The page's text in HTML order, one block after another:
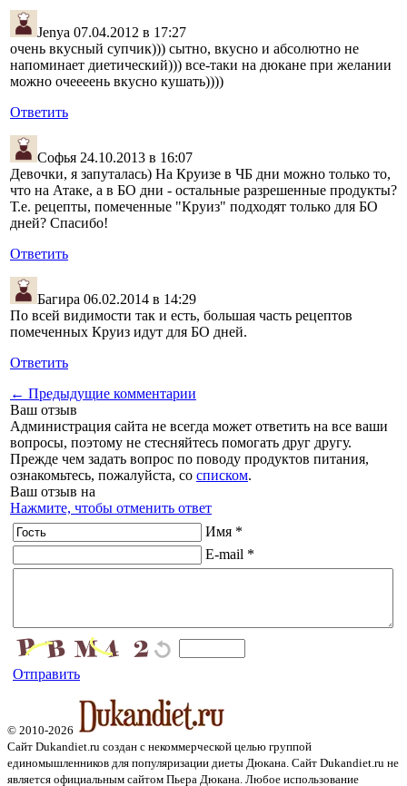
Jenya 07.04.2012 в 17:27
очень вкусный супчик))) сытно, вкусно и абсолютно не
напоминает диетический))) все-таки на дюкане при желании
можно очеееень вкусно кушать))))
Ответить
Софья 24.10.2013 в 16:07
Девочки, я запуталась) На Круизе в ЧБ дни можно только то,
что на Атаке, а в БО дни - остальные разрешенные продукты?
Т.е. рецепты, помеченные "Круиз" подходят только для БО
дней? Спасибо!
Ответить
Багира 06.02.2014 в 14:29
По всей видимости так и есть, большая часть рецептов
помеченных Круиз идут для БО дней.
Ответить
← Предыдущие комментарии
Ваш отзыв
Администрация сайта не всегда может ответить на все ваши
вопросы, поэтому не стесняйтесь помогать друг другу.
Прежде чем задать вопрос по поводу продуктов питания,
ознакомьтесь, пожалуйста, со списком.
Ваш отзыв на
Нажмите, чтобы отменить ответ
Имя *
E-mail *
Отправить
© 2010-2026
Сайт Dukandiet.ru создан с некоммерческой целью группой
единомышленников для популяризации диеты Дюкана. Сайт Dukandiet.ru не
является официальным сайтом Пьера Дюкана. Любое использование